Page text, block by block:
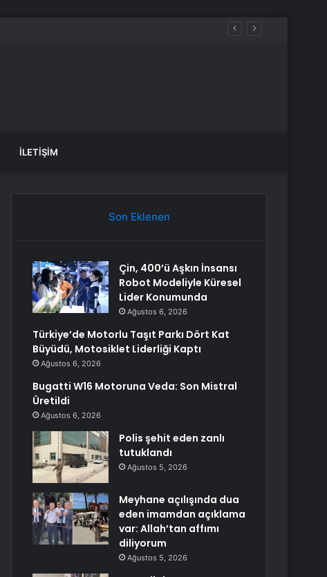
İLETIŞIM
Son Eklenen
Çin, 400’ü Aşkın İnsansı
Robot Modeliyle Küresel
Lider Konumunda
Ağustos 6, 2026
Türkiye’de Motorlu Taşıt Parkı Dört Kat
Büyüdü, Motosiklet Liderliği Kaptı
Ağustos 6, 2026
Bugatti W16 Motoruna Veda: Son Mistral
Üretildi
Ağustos 6, 2026
Polis şehit eden zanlı
tutuklandı
Ağustos 5, 2026
Meyhane açılışında dua
eden imamdan açıklama
var: Allah’tan affımı
diliyorum
Ağustos 5, 2026